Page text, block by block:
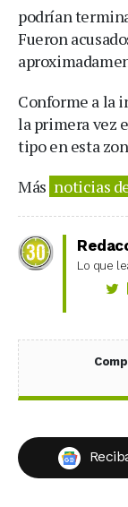
podrían
Fueron
Conforme a la
la primera vez
tipo en esta
Más noticias
Lo que